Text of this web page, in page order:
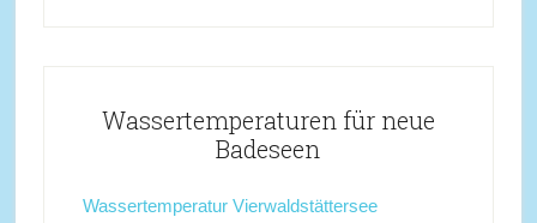
Wassertemperaturen für neue
Badeseen
Wassertemperatur Vierwaldstättersee